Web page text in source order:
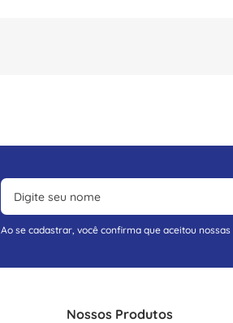
Ao se cadastrar, você confirma que aceitou nossas
Nossos Produtos